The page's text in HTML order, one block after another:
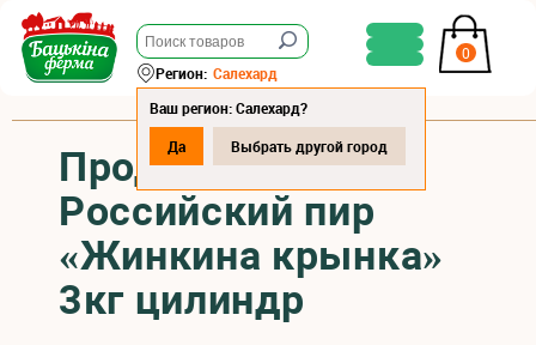
0
Регион: Салехард
Ваш регион: Салехард?
Да
Выбрать другой город
Продукт сырный
Российский пир
«Жинкина крынка»
3кг цилиндр